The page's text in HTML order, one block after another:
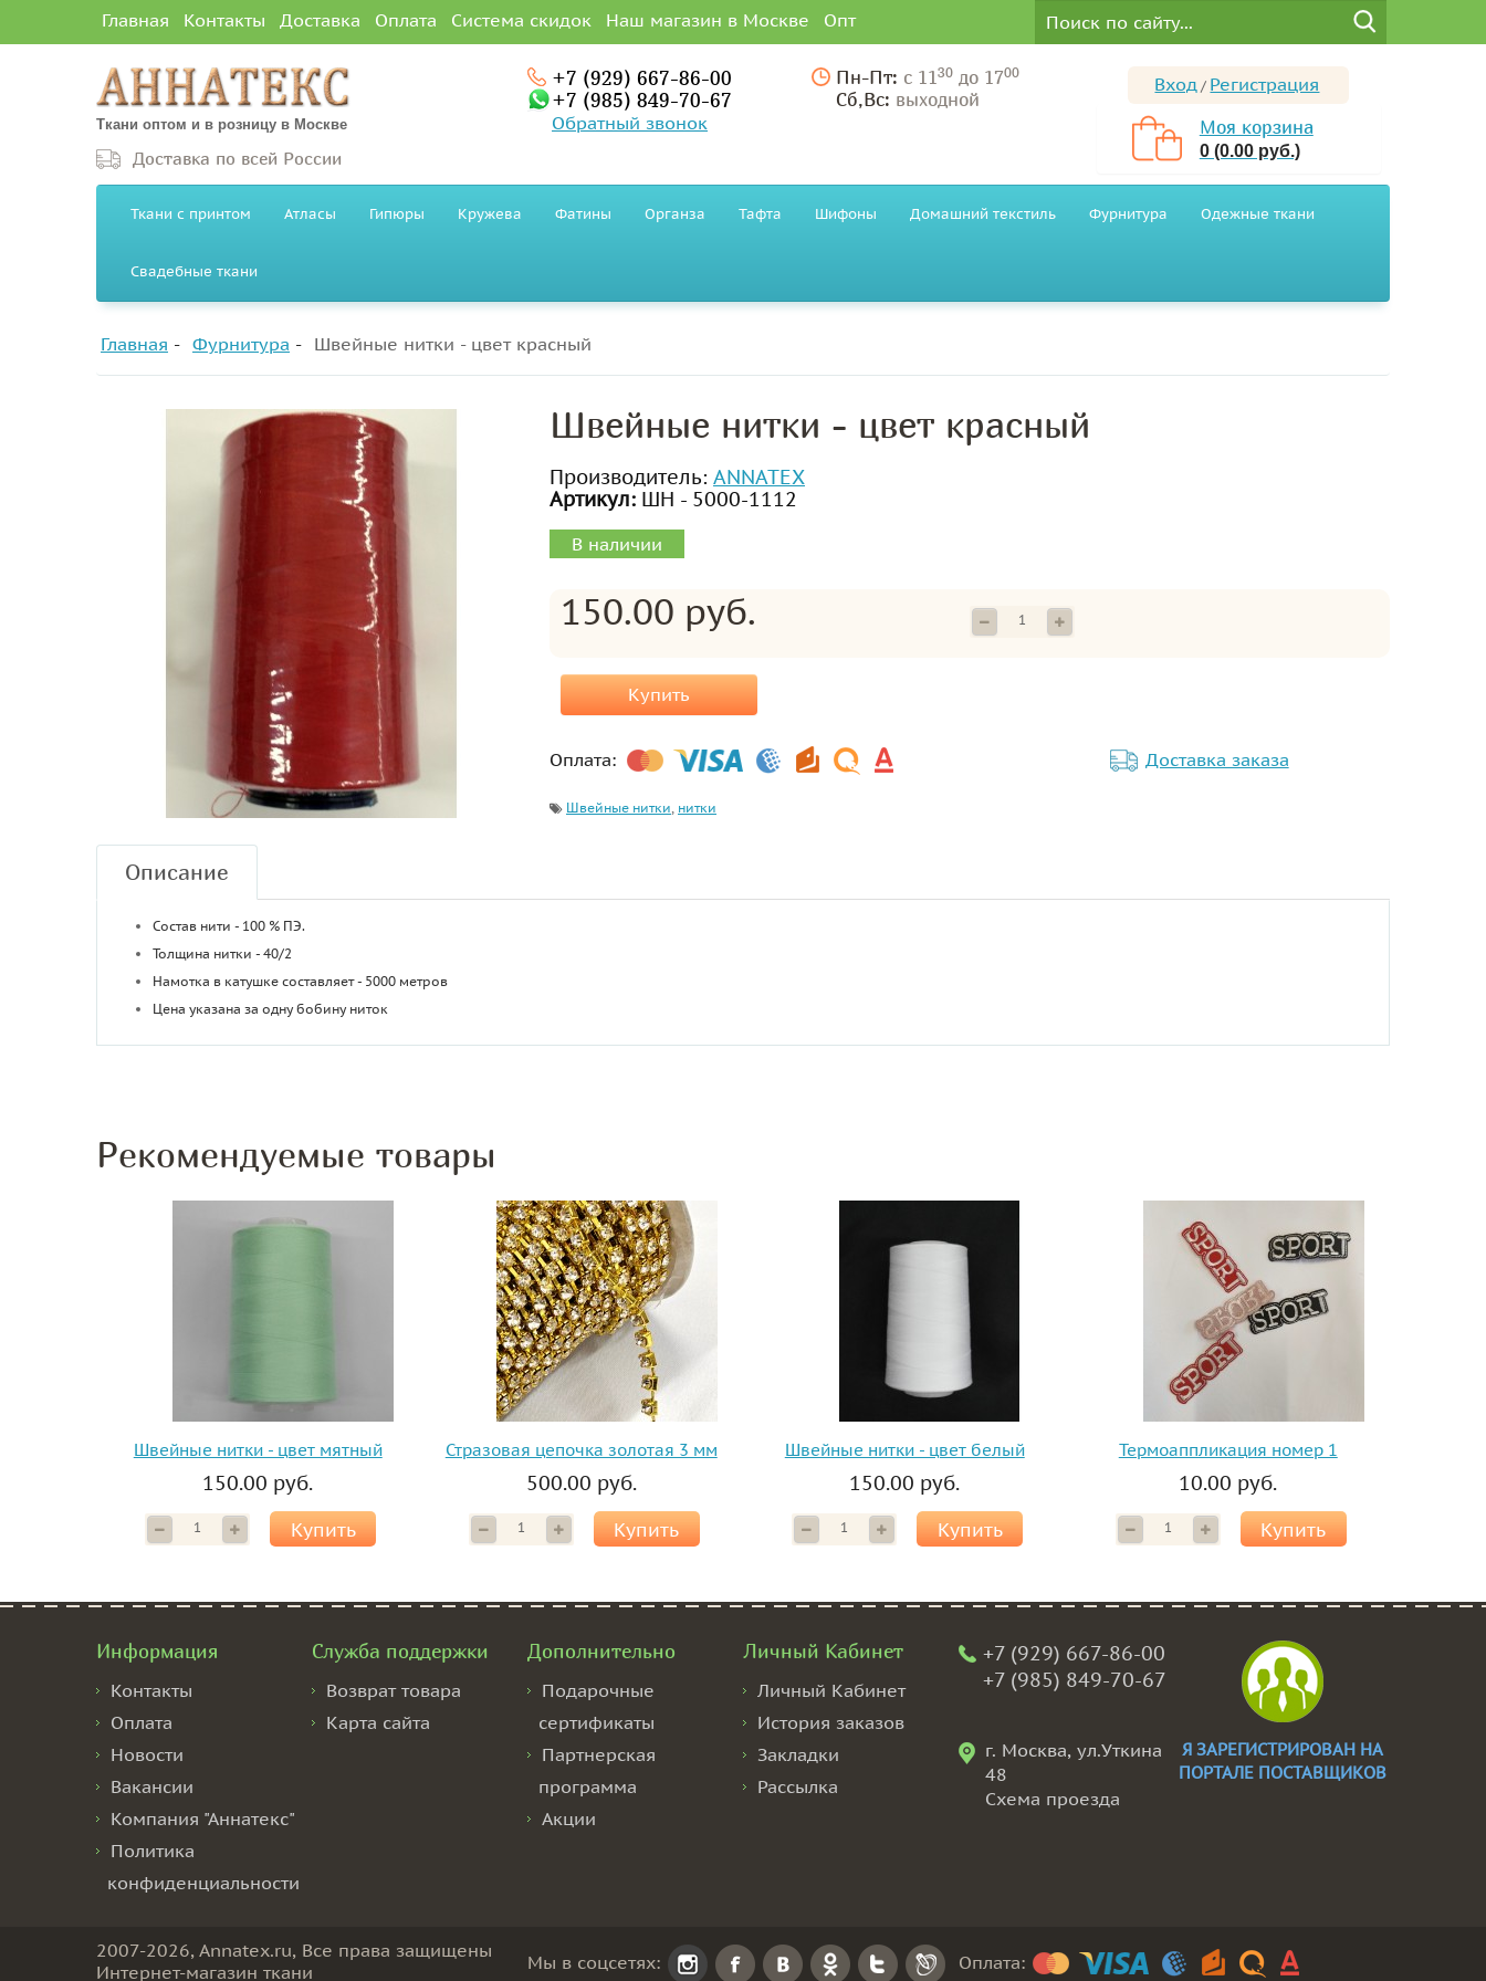
Главная Контакты Доставка Оплата Система скидок Наш магазин в Москве Опт
Ткани оптом и в розницу в Москве
Доставка по всей России
+7 (929) 667-86-00
+7 (985) 849-70-67
Обратный звонок
Пн-Пт: с 1130 до 1700
Сб,Вс: выходной
Вход / Регистрация
Моя корзина
0 (0.00 руб.)
Ткани с принтом Атласы Гипюры Кружева Фатины Органза Тафта Шифоны Домашний текстиль Фурнитура Одежные ткани
Свадебные ткани
Главная Фурнитура Швейные нитки - цвет красный
Швейные нитки - цвет красный
Производитель: ANNATEX
Артикул: ШН - 5000-1112
В наличии
150.00 руб.
Купить
Оплата: Доставка заказа
Швейные нитки, нитки
Описание
Состав нити - 100 % ПЭ.
Толщина нитки - 40/2
Намотка в катушке составляет - 5000 метров
Цена указана за одну бобину ниток
Рекомендуемые товары
Швейные нитки - цвет мятный
150.00 руб.
Купить
Стразовая цепочка золотая 3 мм
500.00 руб.
Купить
Швейные нитки - цвет белый
150.00 руб.
Купить
Термоаппликация номер 1
10.00 руб.
Купить
Информация
Контакты
Оплата
Новости
Вакансии
Компания "Аннатекс"
Политика
конфиденциальности
Служба поддержки
Возврат товара
Карта сайта
Дополнительно
Подарочные
сертификаты
Партнерская
программа
Акции
Личный Кабинет
Личный Кабинет
История заказов
Закладки
Рассылка
+7 (929) 667-86-00
+7 (985) 849-70-67
г. Москва, ул.Уткина
48
Схема проезда
Я ЗАРЕГИСТРИРОВАН НА
ПОРТАЛЕ ПОСТАВЩИКОВ
2007-2026, Annatex.ru, Все права защищены
Интернет-магазин ткани
Мы в соцсетях: Оплата: